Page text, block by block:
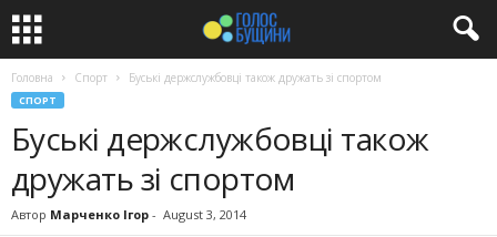
Головна Спорт Буські держслужбовці також дружать зі спортом
СПОРТ
Буські держслужбовці також
дружать зі спортом
Автор Марченко Ігор - August 3, 2014